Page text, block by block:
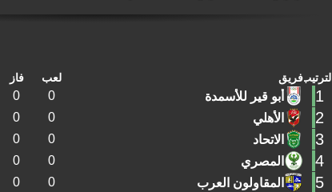
الترتيبفريق لعب فاز
1 أبو قير للأسمدة 0
0
2 الأهلي 0
0
3 الاتحاد 0
0
4 المصري 0
0
5 المقاولون العرب 0
0